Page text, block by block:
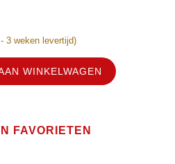
3 weken levertijd)
WINKELWAGEN
FAVORIETEN